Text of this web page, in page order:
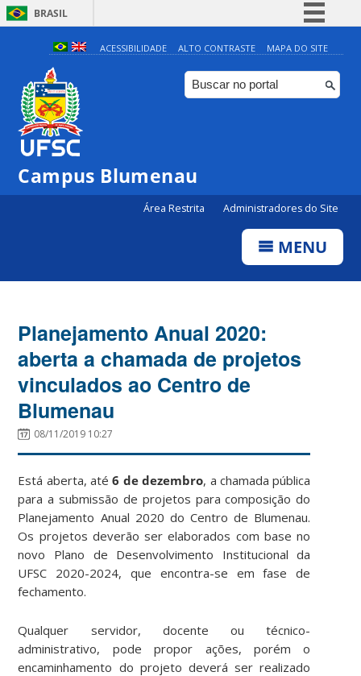
BRASIL
Simplifique!
Comunica BR
Participe
ACESSIBILIDADE ALTO CONTRASTE MAPA DO SITE
Campus Blumenau
Área Restrita Administradores do Site
MENU
Planejamento Anual 2020:
aberta a chamada de projetos
vinculados ao Centro de
Blumenau
08/11/2019 10:27
Está aberta, até6 de dezembro, a chamada pública
para a submissão de projetos para composição do
Planejamento Anual 2020 do Centro de Blumenau.
Os projetos deverão ser elaborados com base no
novo Plano de Desenvolvimento Institucional da
UFSC 2020-2024, que encontra-se em fase de
fechamento.
Qualquer servidor, docente ou técnico-
administrativo, pode propor ações, porém o
encaminhamento do projeto deverá ser realizado